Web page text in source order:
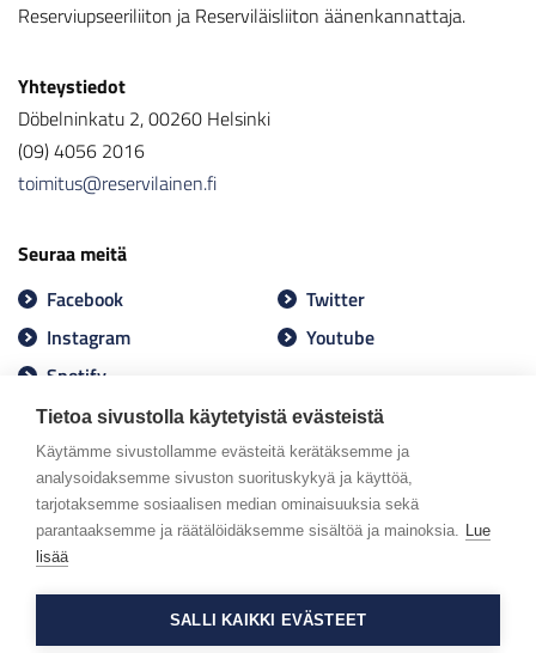
Tietoa sivustolla käytetyistä evästeistä
Käytämme sivustollamme evästeitä kerätäksemme ja
analysoidaksemme sivuston suorituskykyä ja käyttöä,
tarjotaksemme sosiaalisen median ominaisuuksia sekä
parantaaksemme ja räätälöidäksemme sisältöä ja mainoksia. Lue
lisää
SALLI KAIKKI EVÄSTEET
Reserviupseeriliiton ja Reserviläisliiton äänenkannattaja.
Yhteystiedot
Döbelninkatu 2, 00260 Helsinki
(09) 4056 2016
toimitus@reservilainen.fi
Seuraa meitä
Facebook
Twitter
Instagram
Youtube
Spotify